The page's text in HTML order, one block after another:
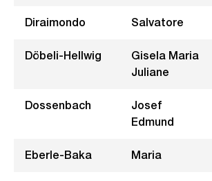
Diraimondo Salvatore
Döbeli-Hellwig
Gisela Maria
Juliane
Dossenbach
Josef
Edmund
Eberle-Baka Maria